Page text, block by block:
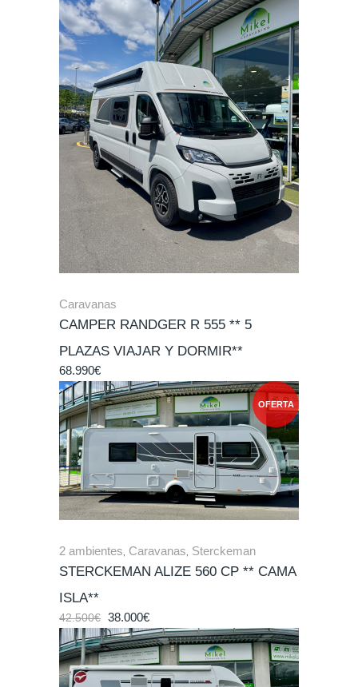
Caravanas
CAMPER RANDGER R 555 ** 5
PLAZAS VIAJAR Y DORMIR**
68.990€
OFERTA
2 ambientes, Caravanas, Sterckeman
STERCKEMAN ALIZE 560 CP ** CAMA
ISLA**
42.500€ 38.000€